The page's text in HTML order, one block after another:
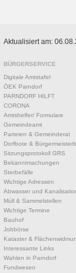
Aktualisiert am:
BÜRGERSERVICE
Digitale Amtstafel
ÖEK Parndorf
PARNDORF HILFT
CORONA
Amtshelfer/ Formulare
Gemeindeamt
Parteien & Gemeinderat
Dorfbote &
Sitzungsprotokoll GRS
Bekanntmachungen
Sterbefälle
Wichtige Adressen
Abwasser und
Müll & Sammelstellen
Wichtige Termine
Bauhof
Jobbörse
Kataster &
Interessante Links
Wahlen in Parndorf
Fundwesen